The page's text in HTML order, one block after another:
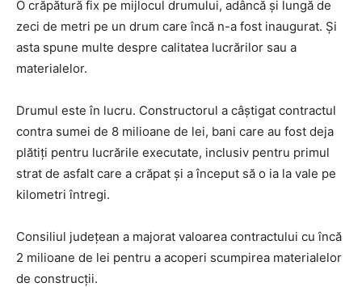
O crăpătură fix pe mijlocul drumului, adâncă şi lungă de
zeci de metri pe un drum care încă n-a fost inaugurat. Şi
asta spune multe despre calitatea lucrărilor sau a
materialelor.
Drumul este în lucru. Constructorul a câştigat contractul
contra sumei de 8 milioane de lei, bani care au fost deja
plătiţi pentru lucrările executate, inclusiv pentru primul
strat de asfalt care a crăpat şi a început să o ia la vale pe
kilometri întregi.
Consiliul judeţean a majorat valoarea contractului cu încă
2 milioane de lei pentru a acoperi scumpirea materialelor
de construcţii.